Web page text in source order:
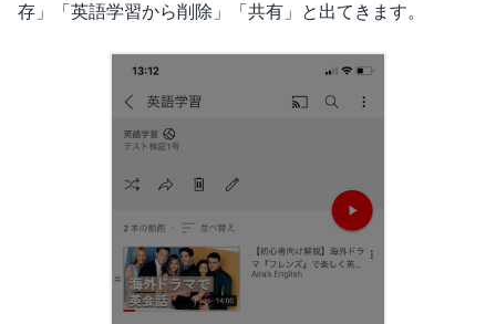
存」「英語学習から削除」「共有」と出てきます。